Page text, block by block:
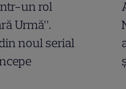
un rol
Urmă”.
noul serial